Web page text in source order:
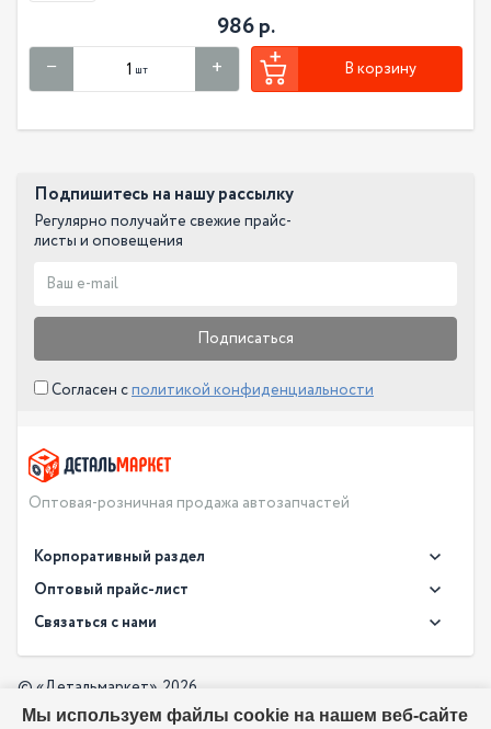
986 р.
шт В корзину
Подпишитесь на нашу рассылку
Регулярно получайте свежие прайс-
листы и оповещения
Подписаться
Согласен сполитикой конфиденциальности
Оптовая-розничная продажа автозапчастей
Корпоративный раздел
Новости
О компании
Доставка
Оптовый прайс-лист
Оплата
Оптовый прайс-лист
Скачать прайс в PDF
Связаться с нами
© «Детальмаркет», 2026
Разработка:
Мы используем файлы cookie на нашем веб-сайте